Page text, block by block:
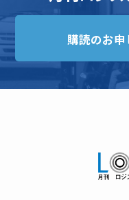
購読のお